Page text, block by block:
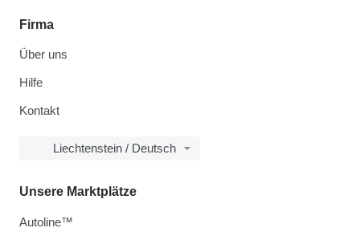
Firma
Über uns
Hilfe
Kontakt
Liechtenstein / Deutsch
Unsere Marktplätze
Autoline™